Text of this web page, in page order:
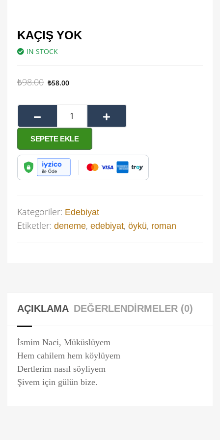
KAÇIŞ YOK
IN STOCK
₺98.00 ₺58.00
SEPETE EKLE
Kategoriler: Edebiyat
Etiketler: deneme, edebiyat, öykü, roman
AÇIKLAMA DEĞERLENDIRMELER (0)
İsmim Naci, Müküslüyem
Hem cahilem hem köylüyem
Dertlerim nasıl söyliyem
Şivem için gülün bize.